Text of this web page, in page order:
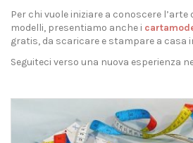
Per chi vuole iniziare a conoscere
modelli, presentiamo anche i
gratis, da scaricare e stampare a casa
Seguiteci verso una nuova esperienza